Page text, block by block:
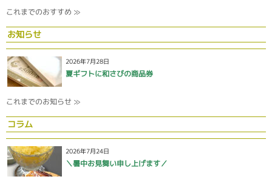
これまでのおすすめ ≫
お知らせ
2026年7月28日
夏ギフトに和さびの商品券
これまでのお知らせ ≫
コラム
2026年7月24日
＼暑中お見舞い申し上げます／